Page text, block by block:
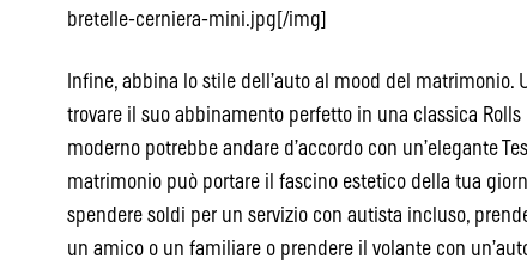
bretelle-cerniera-mini.jpg[/img]
Infine, abbina lo stile dell’auto al mood del
trovare il suo abbinamento perfetto in una classica
moderno potrebbe andare d’accordo con un’elegante
matrimonio può portare il fascino estetico della tua
spendere soldi per un servizio con autista incluso,
un amico o un familiare o prendere il volante con